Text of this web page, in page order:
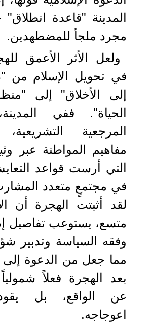
المدينة "قاعدة انطلاق"
مجرد ملجأ للمضطهدين.
ولعل الأثر الأعمق
في تحويل الإسلام من
إلى الأخلاق" إلى
الحياة". ففي
المرجعية
مفاهيم المواطنة عبر
التي أرست قواعد
في مجتمعٍ متعدد
لقد أثبتت الهجرة أن
متسع، يستوعب تفاصيل
وفقه السياسة وتدبير
مما جعل من الدعوة إلى
بعد الهجرة فعلاً
عن الواقع، بل
اعوجاجه.